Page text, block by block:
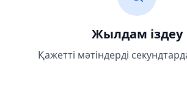
Жылдам іздеу
Қажетті мәтіндерді